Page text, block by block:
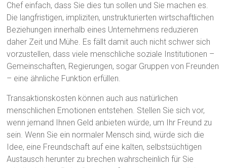
Chef einfach, dass Sie dies tun sollen und Sie machen es.
Die langfristigen, impliziten, unstrukturierten wirtschaftlichen
Beziehungen innerhalb eines Unternehmens reduzieren
daher Zeit und Mühe. Es fällt damit auch nicht schwer sich
vorzustellen, dass viele menschliche soziale Institutionen –
Gemeinschaften, Regierungen, sogar Gruppen von Freunden
– eine ähnliche Funktion erfüllen.
Transaktionskosten können auch aus natürlichen
menschlichen Emotionen entstehen. Stellen Sie sich vor,
wenn jemand Ihnen Geld anbieten würde, um Ihr Freund zu
sein. Wenn Sie ein normaler Mensch sind, würde sich die
Idee, eine Freundschaft auf eine kalten, selbstsüchtigen
Austausch herunter zu brechen wahrscheinlich für Sie